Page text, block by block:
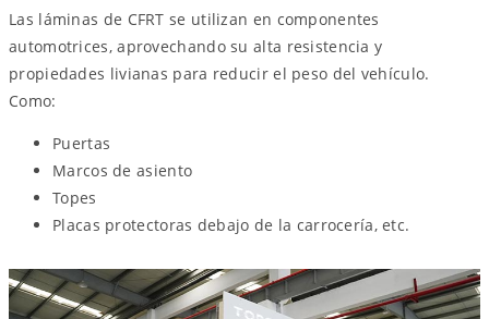
Las láminas de CFRT se utilizan en componentes
automotrices, aprovechando su alta resistencia y
propiedades livianas para reducir el peso del vehículo.
Como:
Puertas
Marcos de asiento
Topes
Placas protectoras debajo de la carrocería, etc.